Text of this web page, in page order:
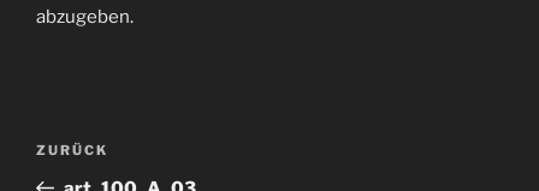
abzugeben.
V
o
ZURÜCK